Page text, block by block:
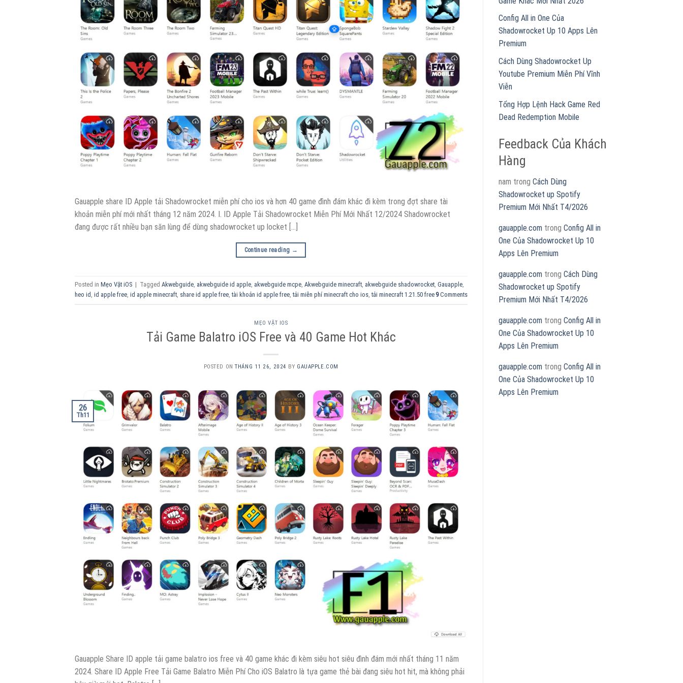
Gauapple share ID Apple tải Shadowrocket miễn phí cho ios và hơn 40 game đình đám khác đi kèm trong đợt share tài
khoản miễn phí mới nhất tháng 12 năm 2024. I. ID Apple Tải Shadowrocket Miễn Phí Mới Nhất 12/2024 Shadowrocket
đang được rất nhiều bạn săn lùng để dùng shadowrocket up locket […]
Continue reading →
Posted in Mẹo Vặt iOS | Tagged Akwebguide, akwebguide id apple, akwebguide mcpe, Akwebguide minecraft, akwebguide shadowrocket, Gauapple,
heo id , id apple free, id apple minecraft, share id apple free,tài khoản id apple free,tải miễn phí minecraft cho ios,tải minecraft 1.21.50 free 9Comments
MẸO VẶT IOS
Tải Game Balatro iOS Free và 40 Game Hot Khác
POSTED ONTHÁNG 11 26, 2024 BY GAUAPPLE.COM
26
Th11
Gauapple Share ID apple tải game balatro ios free và 40 game khác đi kèm siêu hot siêu đình đám mới nhất tháng 11 năm
2024. Share ID Apple Free Tải Game Balatro Miễn Phí Cho iOS Balatro là tựa game thẻ bài đang siêu hot hit, mà không phải
Config All in One Của
Shadowrocket Up 10 Apps Lên
Premium
Cách Dùng Shadowrocket Up
Youtube Premium Miễn Phí Vĩnh
Viễn
Tổng Hợp Lệnh Hack Game Red
Dead Redemption Mobile
Feedback Của Khách
Hàng
nam trong Cách Dùng
Shadowrocket up Spotify
Premium Mới Nhất T4/2026
gauapple.com trong Config All in
One Của Shadowrocket Up 10
Apps Lên Premium
gauapple.com trong Cách Dùng
Shadowrocket up Spotify
Premium Mới Nhất T4/2026
gauapple.com trong Config All in
One Của Shadowrocket Up 10
Apps Lên Premium
gauapple.com trong Config All in
One Của Shadowrocket Up 10
Apps Lên Premium